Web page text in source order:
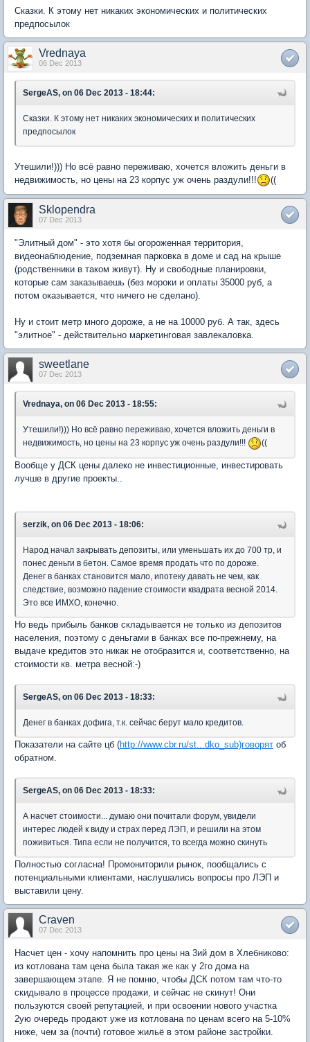
Сказки. К этому нет никаких экономических и политических
предпосылок
Vrednaya
06 Dec 2013
SergeAS, on 06 Dec 2013 - 18:44:
Сказки. К этому нет никаких экономических и политических
предпосылок
Утешили!))) Но всё равно переживаю, хочется вложить деньги в
недвижимость, но цены на 23 корпус уж очень раздули!!!
((
Sklopendra
07 Dec 2013
"Элитный дом" - это хотя бы огороженная территория,
видеонаблюдение, подземная парковка в доме и сад на крыше
(родственники в таком живут). Ну и свободные планировки,
которые сам заказываешь (без мороки и оплаты 35000 руб, а
потом оказывается, что ничего не сделано).
Ну и стоит метр много дороже, а не на 10000 руб. А так, здесь
"элитное" - действительно маркетинговая завлекаловка.
sweetlane
07 Dec 2013
Vrednaya, on 06 Dec 2013 - 18:55:
Утешили!))) Но всё равно переживаю, хочется вложить деньги в
недвижимость, но цены на 23 корпус уж очень раздули!!!
((
Вообще у ДСК цены далеко не инвестиционные, инвестировать
лучше в другие проекты..
serzik, on 06 Dec 2013 - 18:06:
Народ начал закрывать депозиты, или уменьшать их до 700 тр, и
понес деньги в бетон. Самое время продать что по дороже.
Денег в банках становится мало, ипотеку давать не чем, как
следствие, возможно падение стоимости квадрата весной 2014.
Это все ИМХО, конечно.
Но ведь прибыль банков складывается не только из депозитов
населения, поэтому с деньгами в банках все по-прежнему, на
выдаче кредитов это никак не отобразится и, соответственно, на
стоимости кв. метра весной:-)
SergeAS, on 06 Dec 2013 - 18:33:
Денег в банках дофига, т.к. сейчас берут мало кредитов.
Показатели на сайте цб (http://www.cbr.ru/st...dko_sub)говорят об
обратном.
SergeAS, on 06 Dec 2013 - 18:33:
А насчет стоимости... думаю они почитали форум, увидели
интерес людей к виду и страх перед ЛЭП, и решили на этом
поживиться. Типа если не получится, то всегда можно скинуть
Полностью согласна! Промониторили рынок, пообщались с
потенциальными клиентами, наслушались вопросы про ЛЭП и
выставили цену.
Craven
07 Dec 2013
Насчет цен - хочу напомнить про цены на 3ий дом в Хлебниково:
из котлована там цена была такая же как у 2го дома на
завершающем этапе. Я не помню, чтобы ДСК потом там что-то
скидывало в процессе продажи, и сейчас не скинут! Они
пользуются своей репутацией, и при освоении нового участка
2ую очередь продают уже из котлована по ценам всего на 5-10%
ниже, чем за (почти) готовое жильё в этом районе застройки.